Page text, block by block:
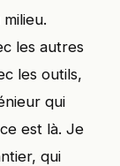
les autres
les outils,
qui
est là. Je
qui